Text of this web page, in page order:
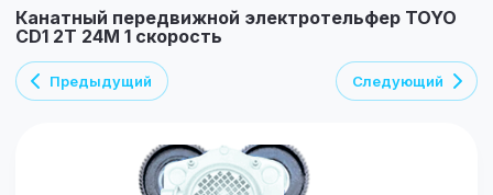
Канатный передвижной электротельфер TOYO
CD1 2T 24M 1 скорость
Предыдущий Следующий